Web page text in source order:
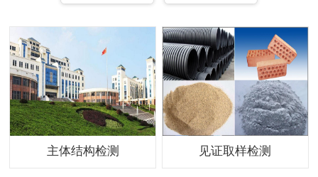
主体结构检测 见证取样检测